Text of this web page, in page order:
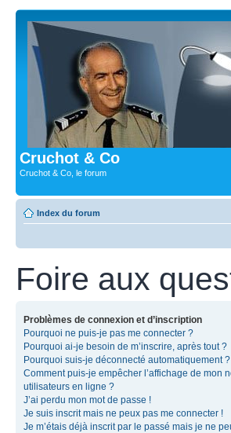
Cruchot & Co
Cruchot & Co, le forum
Index du forum
Foire aux
Problèmes de connexion et d’inscription
Pourquoi ne puis-je pas me connecter ?
Pourquoi ai-je besoin de m’inscrire, après tout ?
Pourquoi suis-je déconnecté automatiquement ?
Comment puis-je empêcher l’affichage de mon
utilisateurs en ligne ?
J’ai perdu mon mot de passe !
Je suis inscrit mais ne peux pas me connecter !
Je m’étais déjà inscrit par le passé mais je ne